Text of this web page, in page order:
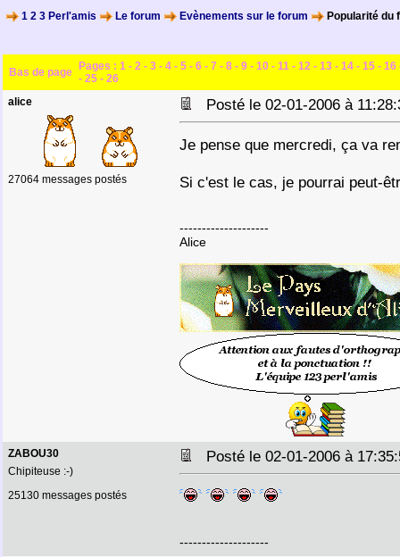
1 2 3 Perl'amis Le forum Evènements sur le forum Popularité du
Bas de page Pages : 1 - 2 - 3 - 4 - 5 - 6 - 7 - 8 - 9 - 10 - 11 - 12 - 13 - 14 - 15 - 16
- 25 - 26
alice
27064 messages postés
Posté le 02-01-2006 à
Je pense que mercredi, ça va
Si c'est le cas, je pourrai peut-
--------------------
Alice
ZABOU30
Chipiteuse :-)
25130 messages postés
Posté le 02-01-2006 à
--------------------